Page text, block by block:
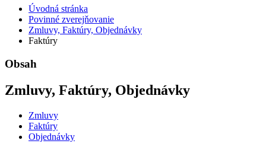
Úvodná stránka
Povinné zverejňovanie
Zmluvy, Faktúry, Objednávky
Faktúry
Obsah
Zmluvy, Faktúry, Objednávky
Zmluvy
Faktúry
Objednávky